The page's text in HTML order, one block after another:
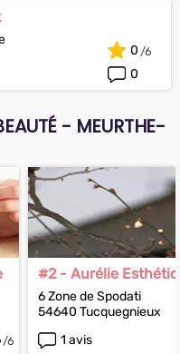
0
0
- MEURTHE-
#2 - Aurélie
6 Zone de Spodati
54640 Tucquegnieux
1 avis